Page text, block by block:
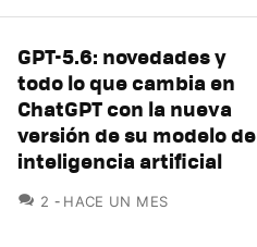
GPT-5.6: novedades y
todo lo que cambia en
ChatGPT con la nueva
versión de su modelo de
inteligencia artificial
2 COMENTARIOS
HACE UN MES